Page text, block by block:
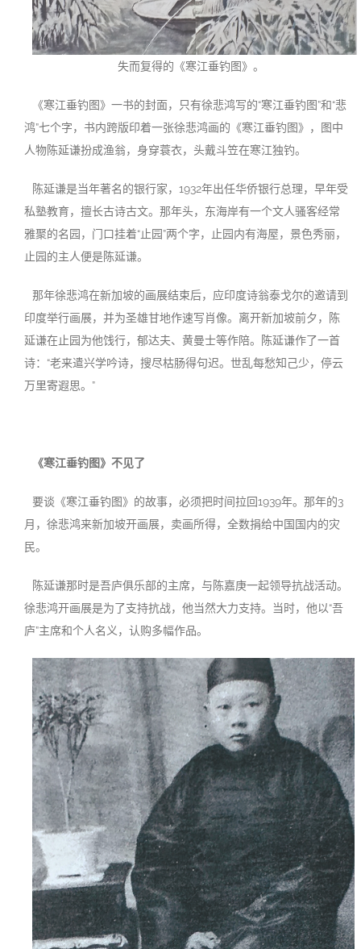
失而复得的《寒江垂钓图》。
《寒江垂钓图》一书的封面，只有徐悲鸿写的“寒江垂钓图”和“悲
鸿”七个字，书内跨版印着一张徐悲鸿画的《寒江垂钓图》，图中
人物陈延谦扮成渔翁，身穿蓑衣，头戴斗笠在寒江独钓。
陈延谦是当年著名的银行家，1932年出任华侨银行总理，早年受
私塾教育，擅长古诗古文。那年头，东海岸有一个文人骚客经常
雅聚的名园，门口挂着“止园”两个字，止园内有海屋，景色秀丽，
止园的主人便是陈延谦。
那年徐悲鸿在新加坡的画展结束后，应印度诗翁泰戈尔的邀请到
印度举行画展，并为圣雄甘地作速写肖像。离开新加坡前夕，陈
延谦在止园为他饯行，郁达夫、黄曼士等作陪。陈延谦作了一首
诗：“老来遣兴学吟诗，搜尽枯肠得句迟。世乱每愁知己少，停云
万里寄遐思。”
《寒江垂钓图》不见了
要谈《寒江垂钓图》的故事，必须把时间拉回1939年。那年的3
月，徐悲鸿来新加坡开画展，卖画所得，全数捐给中国国内的灾
民。
陈延谦那时是吾庐俱乐部的主席，与陈嘉庚一起领导抗战活动。
徐悲鸿开画展是为了支持抗战，他当然大力支持。当时，他以“吾
庐”主席和个人名义，认购多幅作品。